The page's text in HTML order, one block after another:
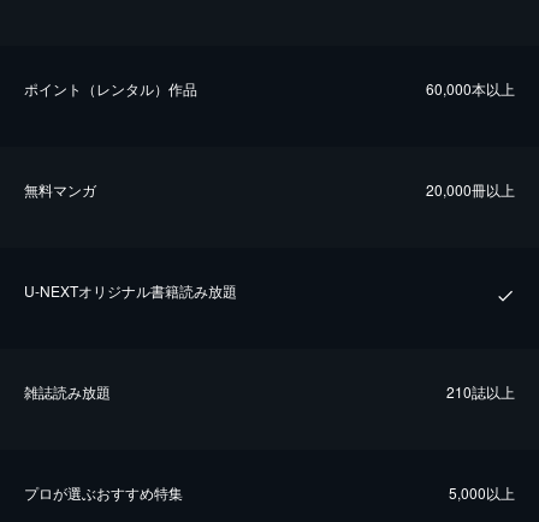
ポイント（レンタル）作品 60,000本以上
無料マンガ 20,000冊以上
U-NEXTオリジナル書籍読み放題
雑誌読み放題 210誌以上
プロが選ぶおすすめ特集 5,000以上